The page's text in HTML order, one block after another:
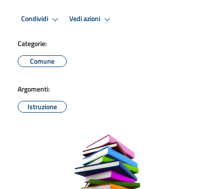
Condividi Vedi azioni
Categorie:
Comune
Argomenti:
Istruzione